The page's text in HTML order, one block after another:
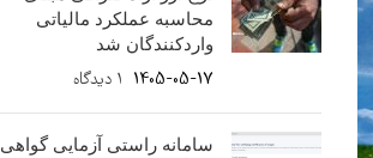
محاسبه عملکرد مالیاتی
واردکنندگان شد
1405-05-17 ۱ دیدگاه
سامانه راستی آزمایی گواهی